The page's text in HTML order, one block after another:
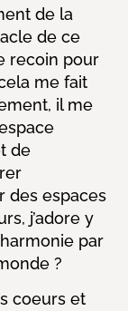
de la
de ce
recoin pour
me fait
il me
de
des espaces
j’adore y
par
?
coeurs et